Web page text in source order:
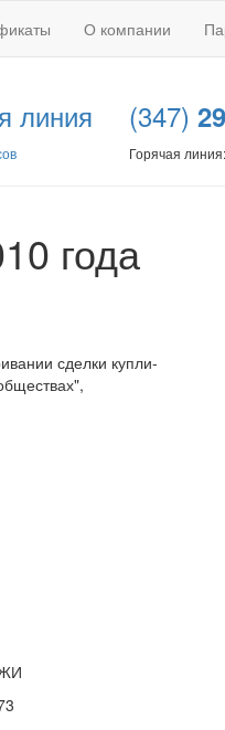
О компании
линия (347)
Горячая
года
сделки купли-